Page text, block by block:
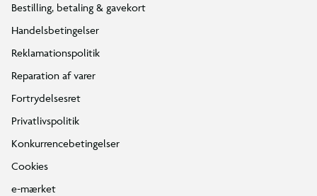
Bestilling, betaling & gavekort
Handelsbetingelser
Reklamationspolitik
Reparation af varer
Fortrydelsesret
Privatlivspolitik
Konkurrencebetingelser
Cookies
e-mærket